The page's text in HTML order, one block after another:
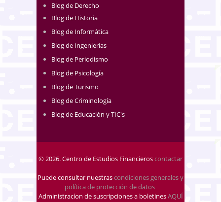
Blog de Derecho
Blog de Historia
Blog de Informática
Blog de Ingenierías
Blog de Periodismo
Blog de Psicología
Blog de Turismo
Blog de Criminología
Blog de Educación y TIC's
© 2026. Centro de Estudios Financieroscontactar
Puede consultar nuestrascondiciones generales y
política de protección de datos
Administracíon de suscripciones a boletinesAQUÍ